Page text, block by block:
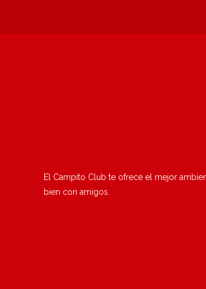
El Campito Club te ofrece el mejor
bien con amigos.